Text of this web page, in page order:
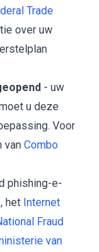
Trade
over uw
- uw
u deze
Voor
van Combo
phishing-e-
, het Internet
Fraud
van